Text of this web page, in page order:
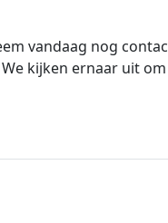
vandaag nog
kijken ernaar uit